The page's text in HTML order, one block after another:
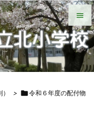


メニュ

サイド
前へ
緊急時の対応
各種説明会
じめ防止基本方針
端末wifi接続手段
> 令和６年度の配付物